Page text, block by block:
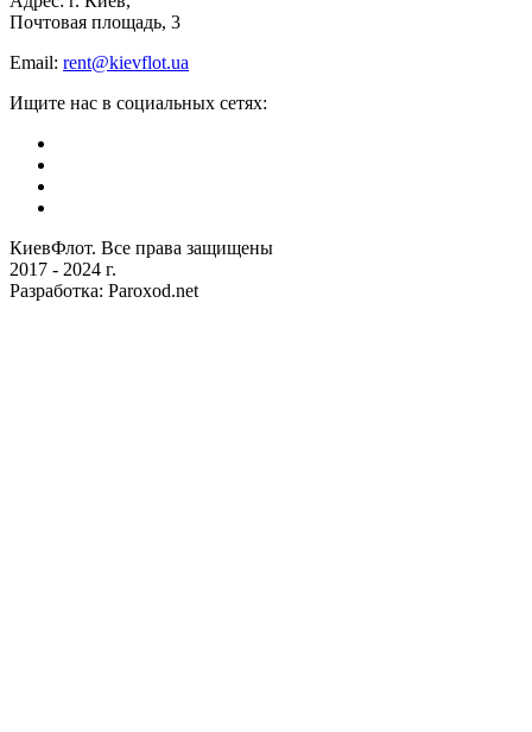
Почтовая площадь, 3
Email: rent@kievflot.ua
Ищите нас в социальных сетях:
КиевФлот. Все права защищены
2017 - 2024 г.
Разработка: Paroxod.net